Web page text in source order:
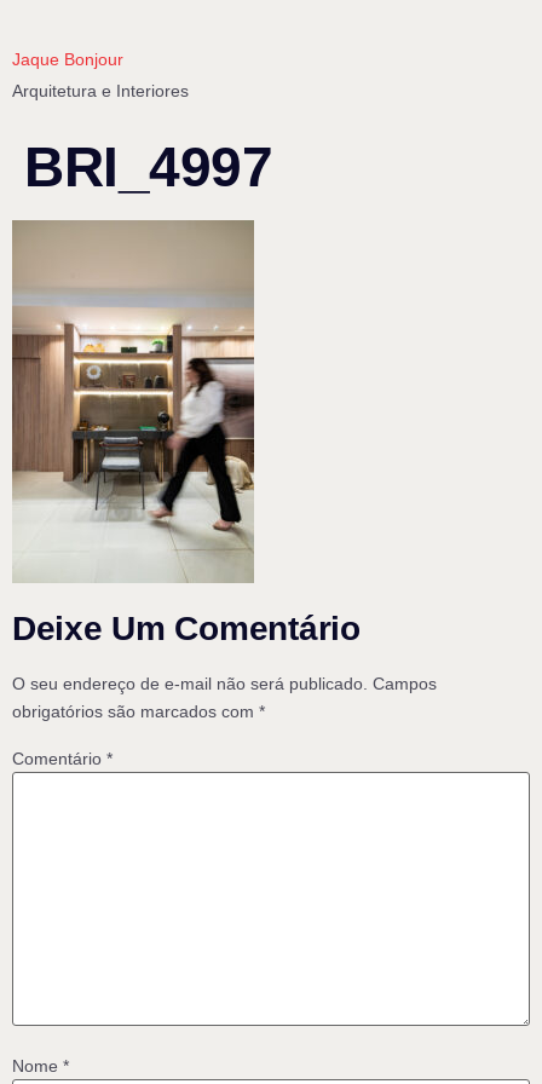
Jaque Bonjour
Arquitetura e Interiores
BRI_4997
Deixe Um Comentário
O seu endereço de e-mail não será publicado. Campos
obrigatórios são marcados com *
Comentário *
Nome *